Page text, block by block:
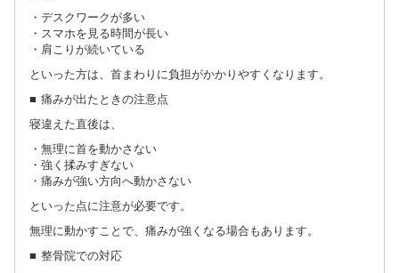
・デスクワークが多い
・スマホを見る時間が長い
・肩こりが続いている
といった方は、首まわりに負担がかかりやすくなります。
■ 痛みが出たときの注意点
寝違えた直後は、
・無理に首を動かさない
・強く揉みすぎない
・痛みが強い方向へ動かさない
といった点に注意が必要です。
無理に動かすことで、痛みが強くなる場合もあります。
■ 整骨院での対応